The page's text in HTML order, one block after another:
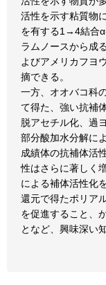
活性を示す粘質物
を有する1→4結合
ラムノースから成
よびアメリカフヨ
摘できる。
一方、オオバコ科
て得た、強い抗補
脱アセチル化、過
部分酸加水分解に
成績体の抗補体活
性はさらに著しく
による補体活性化
還元で得たポリア
を促進すること、
となど、興味深い